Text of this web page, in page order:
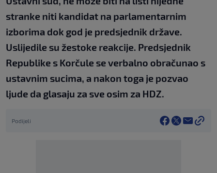
stranke niti kandidat na parlamentarnim
izborima dok god je predsjednik države.
Uslijedile su žestoke reakcije. Predsjednik
Republike s Korčule se verbalno obračunao s
ustavnim sucima, a nakon toga je pozvao
ljude da glasaju za sve osim za HDZ.
Podijeli